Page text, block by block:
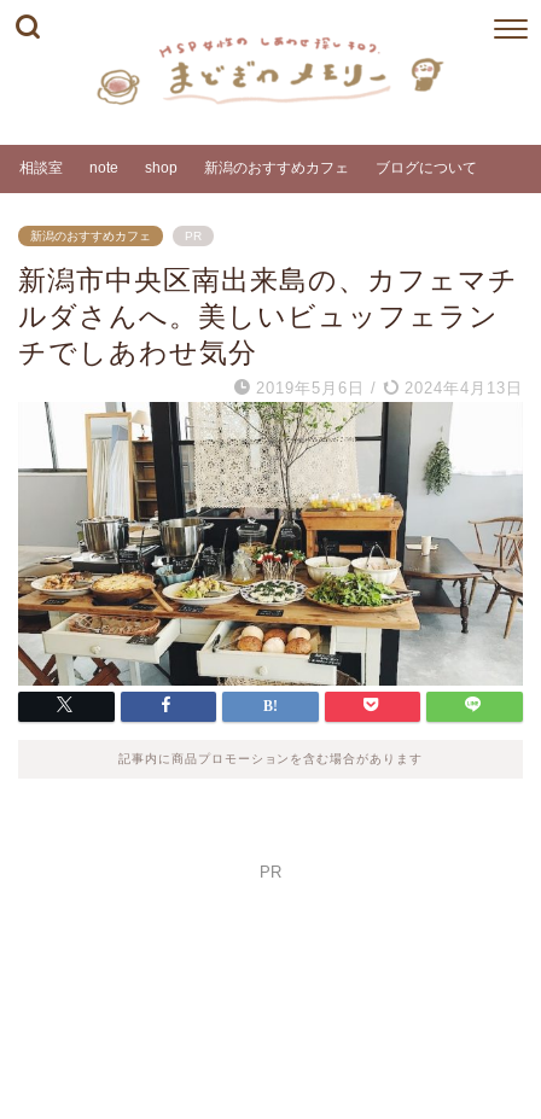
相談室 note shop 新潟のおすすめカフェ ブログについて
新潟のおすすめカフェ PR
新潟市中央区南出来島の、カフェマチ
ルダさんへ。美しいビュッフェラン
チでしあわせ気分
2019年5月6日 / 2024年4月13日
記事内に商品プロモーションを含む場合があります
PR